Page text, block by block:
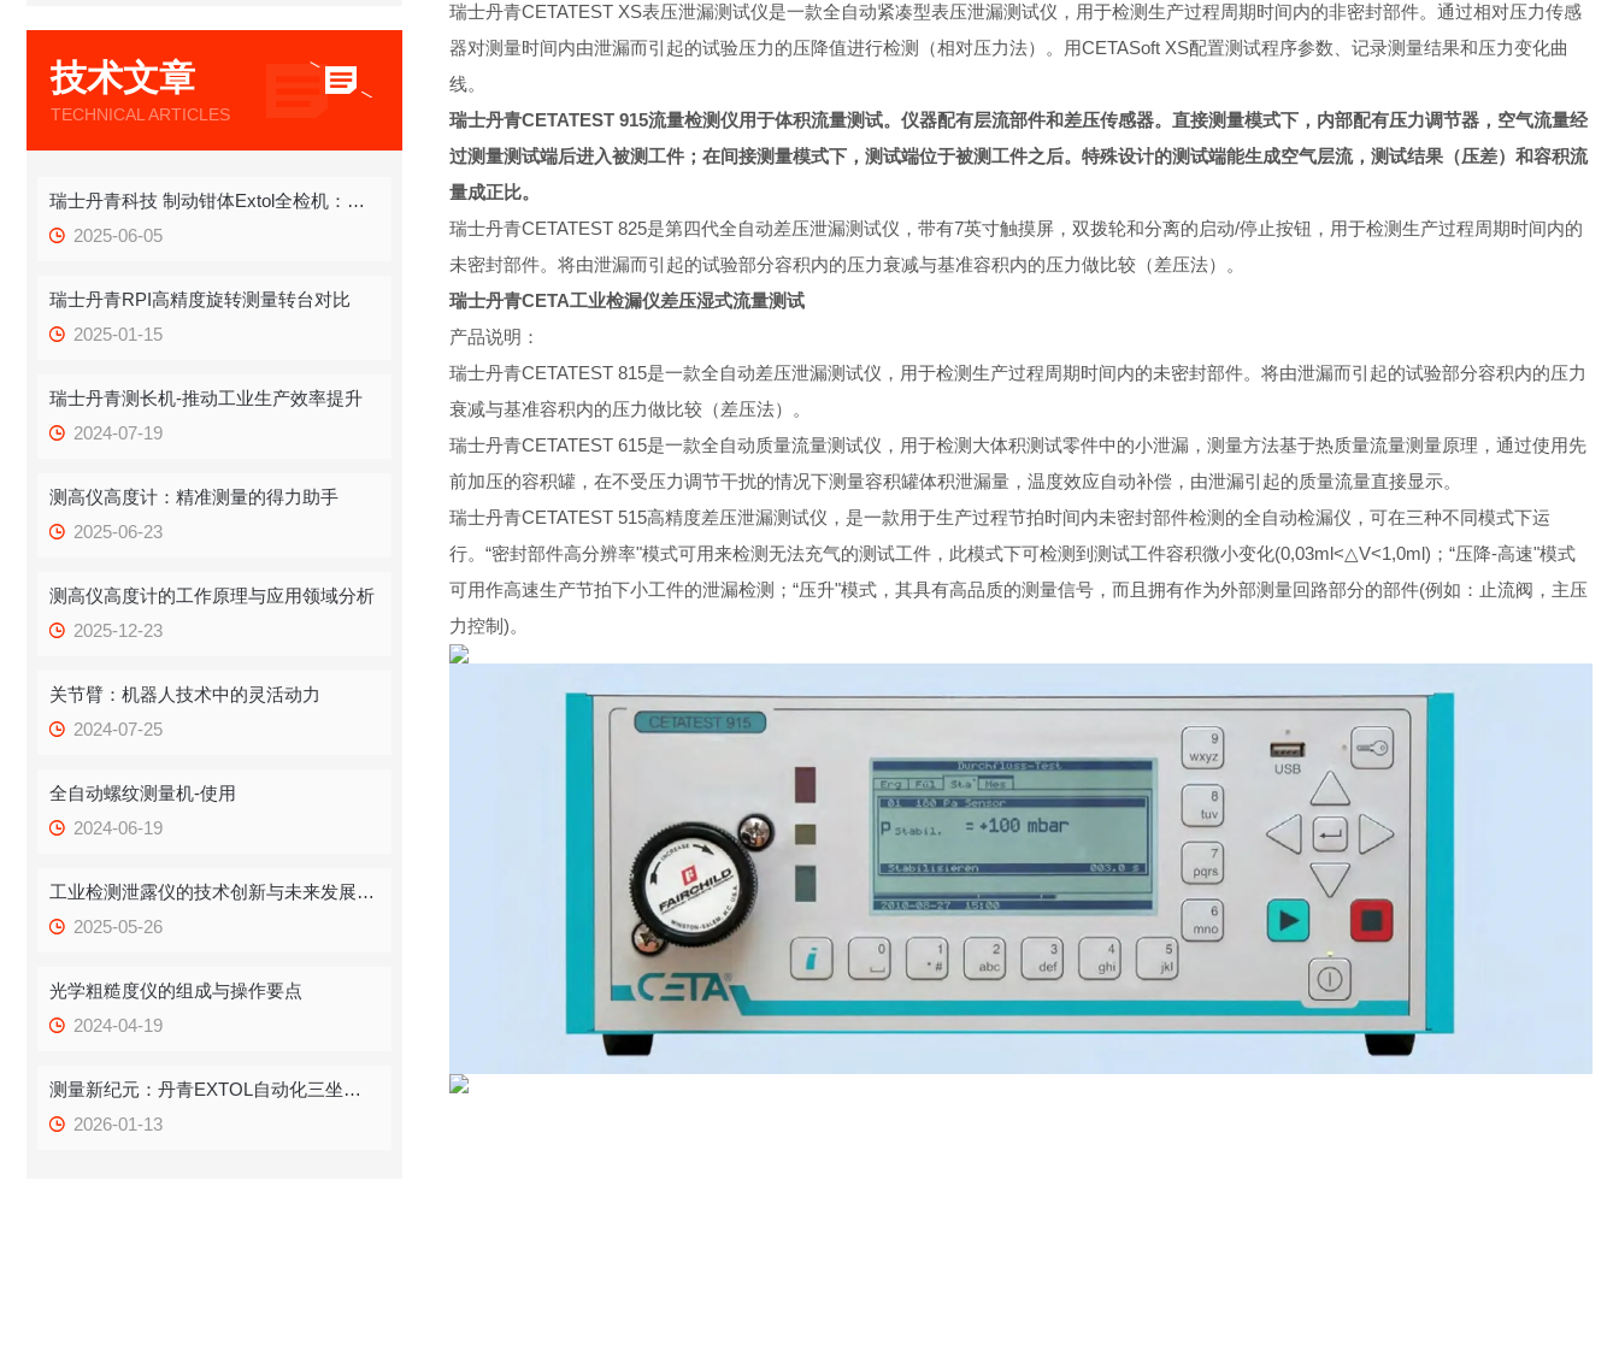
瑞士丹青CETATEST XS表压泄漏测试仪是一款全自动紧凑型表压泄漏测试仪，用于检测生产过程周期时间内的非密封部件。通过相对压力传感
器对测量时间内由泄漏而引起的试验压力的压降值进行检测（相对压力法）。用CETASoft XS配置测试程序参数、记录测量结果和压力变化曲
线。
瑞士丹青CETATEST 915流量检测仪用于体积流量测试。仪器配有层流部件和差压传感器。直接测量模式下，内部配有压力调节器，空气流量经
过测量测试端后进入被测工件；在间接测量模式下，测试端位于被测工件之后。特殊设计的测试端能生成空气层流，测试结果（压差）和容积流
量成正比。
瑞士丹青CETATEST 825是第四代全自动差压泄漏测试仪，带有7英寸触摸屏，双拨轮和分离的启动/停止按钮，用于检测生产过程周期时间内的
未密封部件。将由泄漏而引起的试验部分容积内的压力衰减与基准容积内的压力做比较（差压法）。
瑞士丹青CETA工业检漏仪差压湿式流量测试
产品说明：
瑞士丹青CETATEST 815是一款全自动差压泄漏测试仪，用于检测生产过程周期时间内的未密封部件。将由泄漏而引起的试验部分容积内的压力
衰减与基准容积内的压力做比较（差压法）。
瑞士丹青CETATEST 615是一款全自动质量流量测试仪，用于检测大体积测试零件中的小泄漏，测量方法基于热质量流量测量原理，通过使用先
前加压的容积罐，在不受压力调节干扰的情况下测量容积罐体积泄漏量，温度效应自动补偿，由泄漏引起的质量流量直接显示。
瑞士丹青CETATEST 515高精度差压泄漏测试仪，是一款用于生产过程节拍时间内未密封部件检测的全自动检漏仪，可在三种不同模式下运
行。“密封部件高分辨率"模式可用来检测无法充气的测试工件，此模式下可检测到测试工件容积微小变化(0,03ml<△V<1,0ml)；“压降-高速"模式
可用作高速生产节拍下小工件的泄漏检测；“压升"模式，其具有高品质的测量信号，而且拥有作为外部测量回路部分的部件(例如：止流阀，主压
力控制)。
技术文章
TECHNICAL ARTICLES
瑞士丹青科技 制动钳体Extol全检机：高精度工业自动化检测
2025-06-05
瑞士丹青RPI高精度旋转测量转台对比
2025-01-15
瑞士丹青测长机-推动工业生产效率提升
2024-07-19
测高仪高度计：精准测量的得力助手
2025-06-23
测高仪高度计的工作原理与应用领域分析
2025-12-23
关节臂：机器人技术中的灵活动力
2024-07-25
全自动螺纹测量机-使用
2024-06-19
工业检测泄露仪的技术创新与未来发展趋势
2025-05-26
光学粗糙度仪的组成与操作要点
2024-04-19
测量新纪元：丹青EXTOL自动化三坐标如何为车间现场带来“全天候”精准革命
2026-01-13